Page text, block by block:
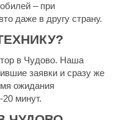
– при
даже в другу страну.
в Чудово. Наша
заявки и сразу же
ожидания
минут.